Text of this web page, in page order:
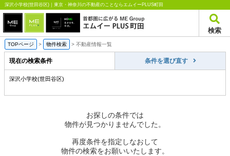
深沢小学校(世田谷区)｜東京・神奈川の不動産のことならエムイーPLUS町田
検索
TOPページ > 物件検索 > 不動産情報一覧
現在の検索条件 条件を選び直す
深沢小学校(世田谷区)
お探しの条件では
物件が見つかりませんでした。
再度条件を指定しなおして
物件の検索をお願いいたします。